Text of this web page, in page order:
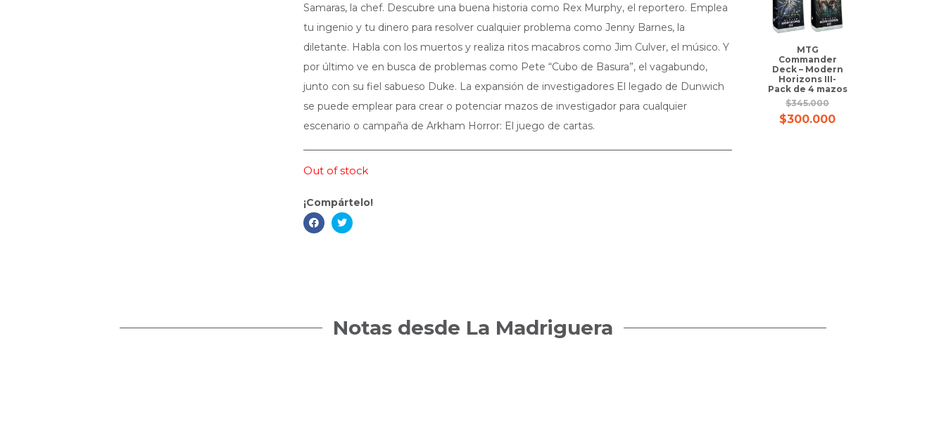
Samaras, la chef. Descubre una buena historia como Rex Murphy, el reportero. Emplea
tu ingenio y tu dinero para resolver cualquier problema como Jenny Barnes, la
diletante. Habla con los muertos y realiza ritos macabros como Jim Culver, el músico. Y
por último ve en busca de problemas como Pete “Cubo de Basura”, el vagabundo,
junto con su fiel sabueso Duke. La expansión de investigadores El legado de Dunwich
se puede emplear para crear o potenciar mazos de investigador para cualquier
escenario o campaña de Arkham Horror: El juego de cartas.
Out of stock
¡Compártelo!
MTG
Commander
Deck – Modern
Horizons III-
Pack de 4 mazos
$345.000
$300.000
Notas desde La Madriguera